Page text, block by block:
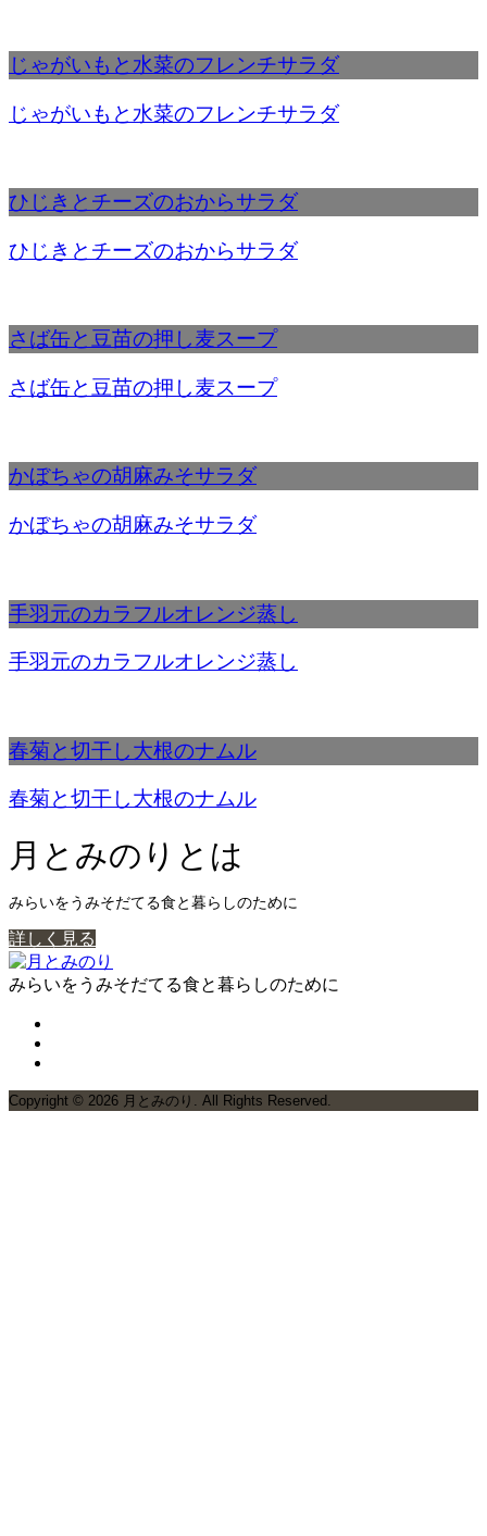
じゃがいもと水菜のフレンチサラダ
じゃがいもと水菜のフレンチサラダ
ひじきとチーズのおからサラダ
ひじきとチーズのおからサラダ
さば缶と豆苗の押し麦スープ
さば缶と豆苗の押し麦スープ
かぼちゃの胡麻みそサラダ
かぼちゃの胡麻みそサラダ
手羽元のカラフルオレンジ蒸し
手羽元のカラフルオレンジ蒸し
春菊と切干し大根のナムル
春菊と切干し大根のナムル
月とみのりとは
みらいをうみそだてる食と暮らしのために
詳しく見る
みらいをうみそだてる食と暮らしのために
Copyright © 2026 月とみのり. All Rights Reserved.